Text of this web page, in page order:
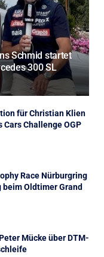
Schmid startet
300 SL
für Christian Klien
Challenge OGP
Race Nürburgring
Oldtimer Grand
Mücke über DTM-